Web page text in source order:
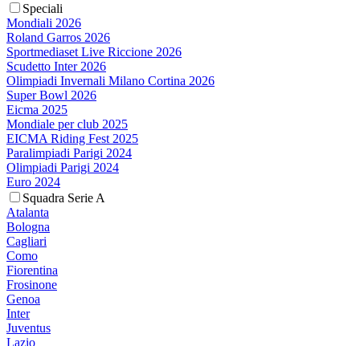
Speciali
Mondiali 2026
Roland Garros 2026
Sportmediaset Live Riccione 2026
Scudetto Inter 2026
Olimpiadi Invernali Milano Cortina 2026
Super Bowl 2026
Eicma 2025
Mondiale per club 2025
EICMA Riding Fest 2025
Paralimpiadi Parigi 2024
Olimpiadi Parigi 2024
Euro 2024
Squadra Serie A
Atalanta
Bologna
Cagliari
Como
Fiorentina
Frosinone
Genoa
Inter
Juventus
Lazio